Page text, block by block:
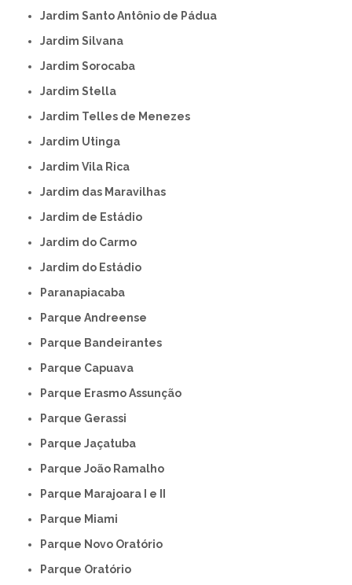
Jardim Santo Antônio de Pádua
Jardim Silvana
Jardim Sorocaba
Jardim Stella
Jardim Telles de Menezes
Jardim Utinga
Jardim Vila Rica
Jardim das Maravilhas
Jardim de Estádio
Jardim do Carmo
Jardim do Estádio
Paranapiacaba
Parque Andreense
Parque Bandeirantes
Parque Capuava
Parque Erasmo Assunção
Parque Gerassi
Parque Jaçatuba
Parque João Ramalho
Parque Marajoara I e II
Parque Miami
Parque Novo Oratório
Parque Oratório